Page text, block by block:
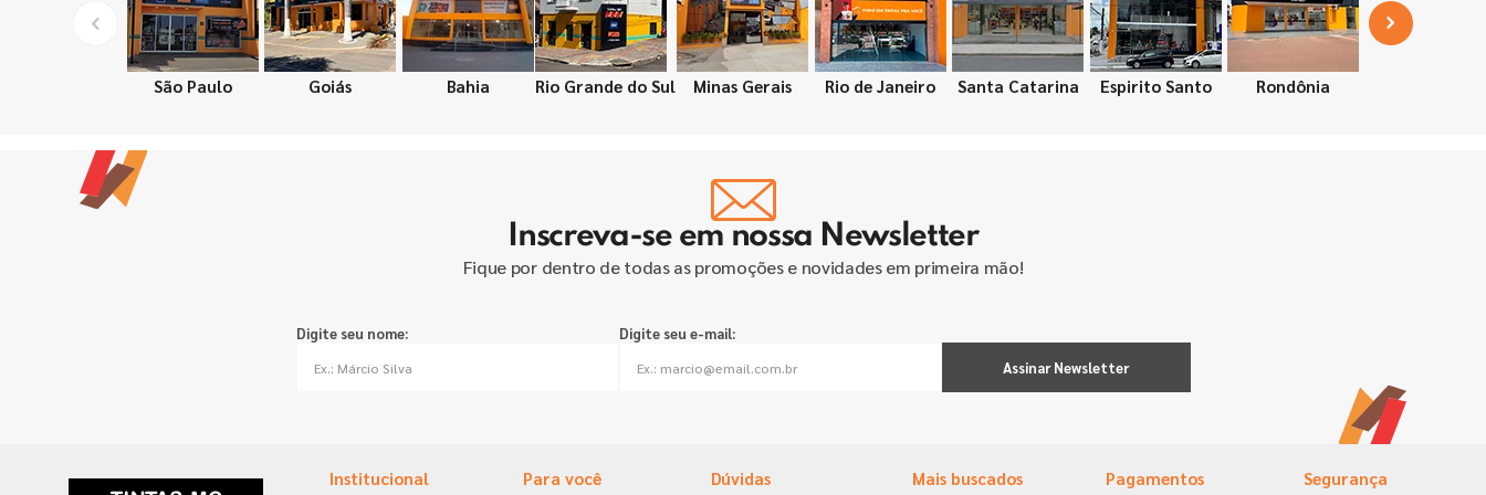
São Paulo Goiás Bahia Rio Grande do Sul Minas Gerais Rio de Janeiro Santa Catarina Espirito Santo Rondônia
Inscreva-se em nossa Newsletter
Fique por dentro de todas as promoções e novidades em primeira mão!
Digite seu nome:
Digite seu e-mail:
Assinar Newsletter
Institucional Para você Dúvidas Mais buscados Pagamentos Segurança